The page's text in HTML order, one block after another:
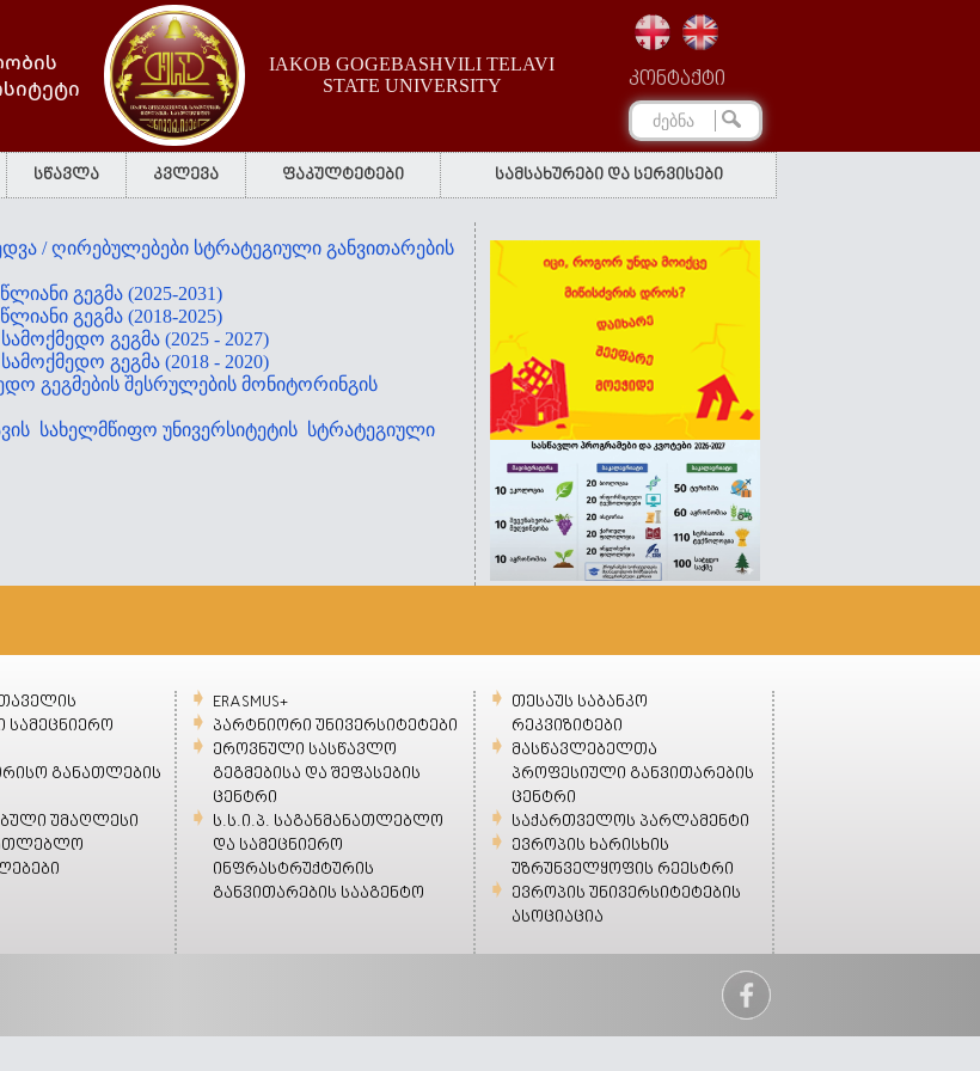
IAKOB GOGEBASHVILI TELAVI
STATE UNIVERSITY
კონტაქტი
სწავლა კვლევა ფაკულტეტები სამსახურები და სერვისები
/ ღირებულებები სტრატეგიული განვითარების
გეგმა (2025-2031)
გეგმა (2018-2025)
გეგმა (2025 - 2027)
გეგმა (2018 - 2020)
გეგმების შესრულების მონიტორინგის
სახელმწიფო უნივერსიტეტის სტრატეგიული
სამეცნიერო
განათლების
უმაღლესი
ERASMUS+
პარტნიორი უნივერსიტეტები
ეროვნული სასწავლო
გეგმებისა და შეფასების
ცენტრი
ს.ს.ი.პ. საგანმანათლებლო
და სამეცნიერო
ინფრასტრუქტურის
განვითარების სააგენტო
თესაუს საბანკო
რეკვიზიტები
მასწავლებელთა
პროფესიული განვითარების
ცენტრი
საქართველოს პარლამენტი
ევროპის ხარისხის
უზრუნველყოფის რეესტრი
ევროპის უნივერსიტეტების
ასოციაცია